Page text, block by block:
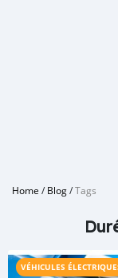
Home /Blog/Tags
VÉHICULES